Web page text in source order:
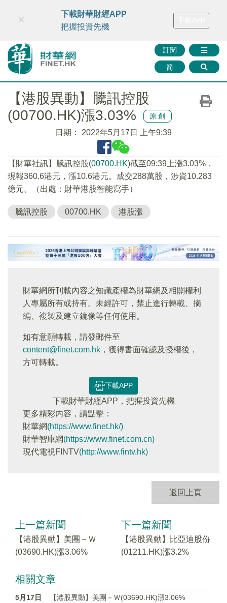
財華智庫網 FINTV FINMETA 財華證券 媒體矩陣
訂閱
简
×
下載財華財經APP
把握投資先機
【港股異動】騰訊控股
(00700.HK)漲3.03%
原創
日期： 2022年5月17日 上午9:39
【財華社訊】騰訊控股(00700.HK)截至09:39上漲3.03%，
現報360.6港元，漲10.6港元。成交288萬股，涉資10.283
億元。（出處：財華港股智能寫手）
騰訊控股 00700.HK 港股漲
財華網所刊載內容之知識產權為財華網及相關權利
人專屬所有或持有。未經許可，禁止進行轉載、摘
編、複製及建立鏡像等任何使用。
如有意願轉載，請發郵件至
content@finet.com.hk ，獲得書面確認及授權後，
方可轉載。
下載APP
下載財華財經APP，把握投資先機
更多精彩内容，請點擊：
財華網(https://www.finet.hk/)
財華智庫網(https://www.finet.com.cn)
現代電視FINTV(http://www.fintv.hk)
返回上頁
上一篇新聞
【港股異動】美團－Ｗ
(03690.HK)漲3.06%
下一篇新聞
【港股異動】比亞迪股份
(01211.HK)漲3.2%
相關文章
5月17日 【港股異動】美團－Ｗ(03690.HK)漲3.06%